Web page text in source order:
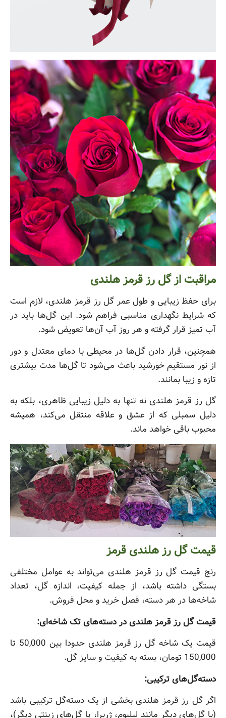
مراقبت از گل رز قرمز هلندی
برای حفظ زیبایی و طول عمر گل رز قرمز هلندی، لازم است
که شرایط نگهداری مناسبی فراهم شود. این گل‌ها باید در
آب تمیز قرار گرفته و هر روز آب آن‌ها تعویض شود.
همچنین، قرار دادن گل‌ها در محیطی با دمای معتدل و دور
از نور مستقیم خورشید باعث می‌شود تا گل‌ها مدت بیشتری
تازه و زیبا بمانند.
گل رز قرمز هلندی نه تنها به دلیل زیبایی ظاهری، بلکه به
دلیل سمبلی که از عشق و علاقه منتقل می‌کند، همیشه
محبوب باقی خواهد ماند.
قیمت گل رز هلندی قرمز
رنج قیمت گل رز قرمز هلندی می‌تواند به عوامل مختلفی
بستگی داشته باشد، از جمله کیفیت، اندازه گل، تعداد
شاخه‌ها در هر دسته، فصل خرید و محل فروش.
قیمت گل رز قرمز هلندی در دسته‌های تک شاخه‌ای:
قیمت یک شاخه گل رز قرمز هلندی حدودا بین 50,000 تا
150,000 تومان، بسته به کیفیت و سایز گل.
دسته‌گل‌های ترکیبی:
اگر گل رز قرمز هلندی بخشی از یک دسته‌گل ترکیبی باشد
(با گل‌های دیگر مانند لیلیوم، ژربرا، یا گل‌های زینتی دیگر)،